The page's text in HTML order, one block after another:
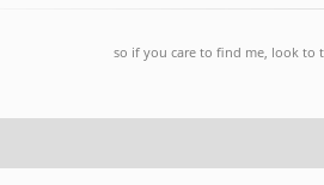
so if you care to find me, look to